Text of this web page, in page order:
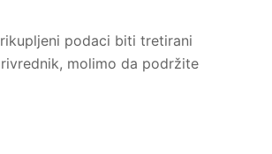
podaci biti tretirani
molimo da podržite